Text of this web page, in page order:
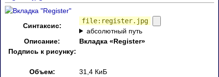
Синтаксис:
file:register.jpg
абсолютный путь
Описание:
Вкладка «Register»
Подпись к рисунку:
Объем:
31,4 КиБ